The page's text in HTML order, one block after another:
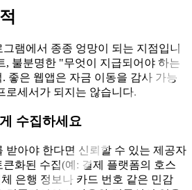
램에서 종종 엉망이 되는 지점입니
, 불분명한 "무엇이 지급되어야 하는
좋은 웹앱은 자금 이동을 감사 가능
로세서가 되지는 않습니다.
수집하세요
받아야 한다면 신뢰할 수 있는 제공자
화된 수집(예: 결제 플랫폼의 호스
은행 정보나 카드 번호 같은 민감